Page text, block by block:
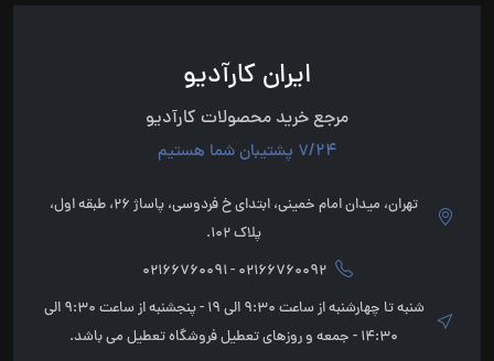
ایران کارآدیو
مرجع خرید محصولات کارآدیو
7/24 پشتیبان شما هستیم
تهران، میدان امام خمینی، ابتدای خ فردوسی، پاساژ 26، طبقه اول،
پلاک 102.
02166760092 - 02166760091
شنبه تا چهارشنبه از ساعت 9:30 الی 19 - پنجشنبه از ساعت 9:30 الی
14:30 - جمعه و روزهای تعطیل فروشگاه تعطیل می باشد.